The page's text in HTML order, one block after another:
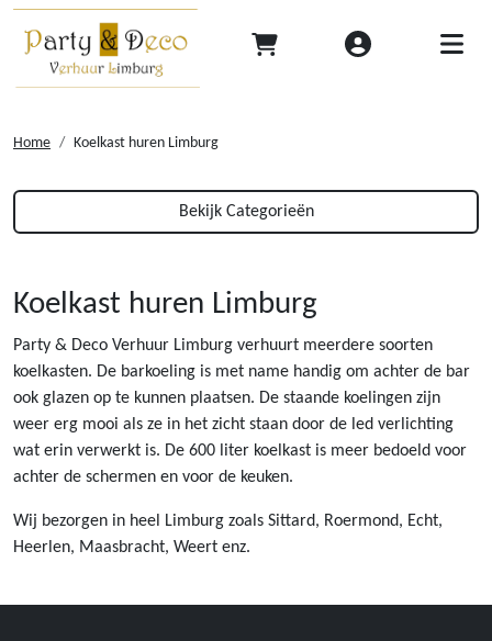
Home Koelkast huren Limburg
Bekijk Categorieën
Koelkast huren Limburg
Party & Deco Verhuur Limburg verhuurt meerdere soorten
koelkasten. De barkoeling is met name handig om achter de bar
ook glazen op te kunnen plaatsen. De staande koelingen zijn
weer erg mooi als ze in het zicht staan door de led verlichting
wat erin verwerkt is. De 600 liter koelkast is meer bedoeld voor
achter de schermen en voor de keuken.
Wij bezorgen in heel Limburg zoals Sittard, Roermond, Echt,
Heerlen, Maasbracht, Weert enz.